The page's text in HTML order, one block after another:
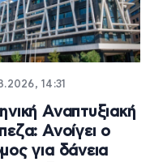
14:31
Αναπτυξιακή
Ανοίγει ο
για δάνεια